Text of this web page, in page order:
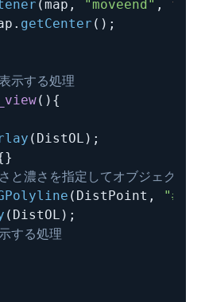
(map , "moveend" ,
. getCenter ( ) ;
示する処理
( ) {
( DistOL ) ;
}
と濃さを指定してオブジェクト生
( DistPoint ,
( DistOL ) ;
する処理